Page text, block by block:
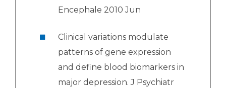
Encephale 2010 Jun
Clinical variations modulate
patterns of gene expression
and define blood biomarkers in
major depression. J Psychiatr